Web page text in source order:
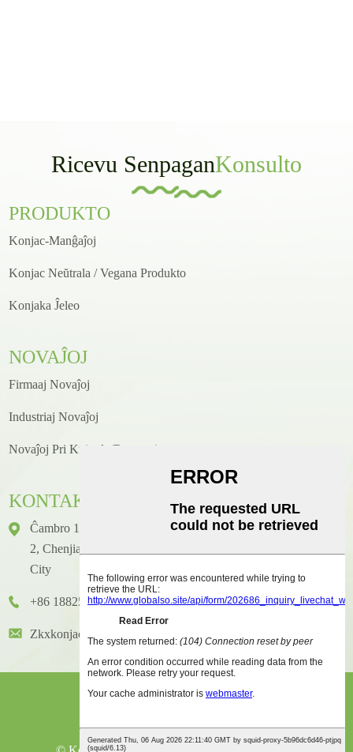
Ricevu SenpaganKonsulto
PRODUKTO
Konjac-Manĝaĵoj
Konjac Neŭtrala / Vegana Produkto
Konjaka Ĵeleo
NOVAĴOJ
Firmaaj Novaĵoj
Industriaj Novaĵoj
Novaĵoj Pri Kuirado/receptoj
KONTAKTO
Ĉambro 1416, Etaĝo 14, Junhao Internacia Konstruaĵo, N-Ro
2, Chenjiang Zhongkai Avenue, Huicheng Distrikto, Huizhou
City
+86 18825458362
Zkxkonjac@hzzkx.com